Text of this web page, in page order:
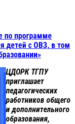
по программе
детей с ОВЗ, в том
ЦДОРК ТГПУ
приглашает
педагогических
работников общего
и дополнительного
образования,